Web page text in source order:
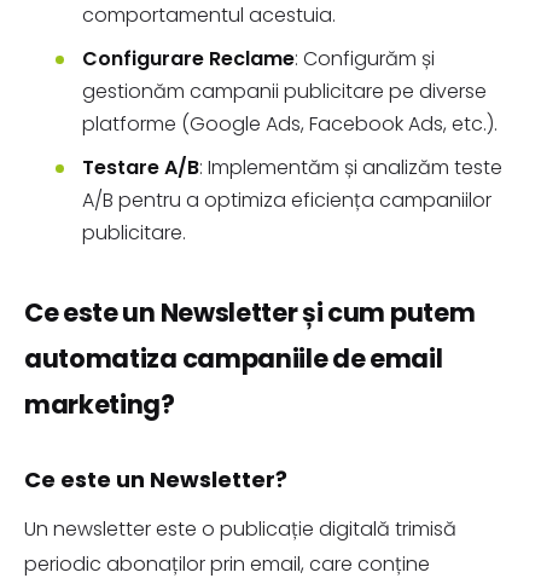
comportamentul acestuia.
Configurare Reclame: Configurăm și
gestionăm campanii publicitare pe diverse
platforme (Google Ads, Facebook Ads, etc.).
Testare A/B: Implementăm și analizăm teste
A/B pentru a optimiza eficiența campaniilor
publicitare.
Ce este un Newsletter și cum putem
automatiza campaniile de email
marketing?
Ce este un Newsletter?
Un newsletter este o publicație digitală trimisă
periodic abonaților prin email, care conține